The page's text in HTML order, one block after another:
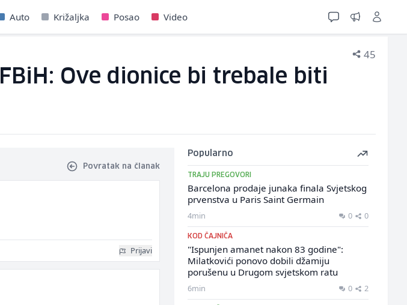
Auto Križaljka Posao Video
45
Ove dionice bi trebale biti
Povratak na članak
Prijavi
Popularno
TRAJU PREGOVORI
Barcelona prodaje junaka finala Svjetskog
prvenstva u Paris Saint Germain
4min 0 0
KOD ČAJNIČA
"Ispunjen amanet nakon 83 godine":
Milatkovići ponovo dobili džamiju
porušenu u Drugom svjetskom ratu
6min 0 2